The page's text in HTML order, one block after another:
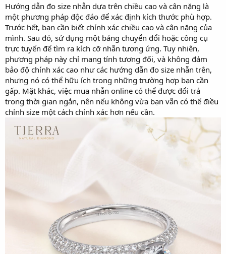
Hướng dẫn đo size nhẫn dựa trên chiều cao và cân nặng là
một phương pháp độc đáo để xác định kích thước phù hợp.
Trước hết, bạn cần biết chính xác chiều cao và cân nặng của
mình. Sau đó, sử dụng một bảng chuyển đổi hoặc công cụ
trực tuyến để tìm ra kích cỡ nhẫn tương ứng. Tuy nhiên,
phương pháp này chỉ mang tính tương đối, và không đảm
bảo độ chính xác cao như các hướng dẫn đo size nhẫn trên,
nhưng nó có thể hữu ích trong những trường hợp bạn cần
gấp. Mặt khác, việc mua nhẫn online có thể được đổi trả
trong thời gian ngắn, nên nếu không vừa bạn vẫn có thể điều
chỉnh size một cách chính xác hơn nếu cần.